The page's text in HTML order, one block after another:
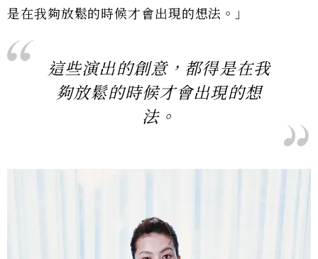
是在我夠放鬆的時候才會出現的想法。」
這些演出的創意，都得是在我
夠放鬆的時候才會出現的想
法。